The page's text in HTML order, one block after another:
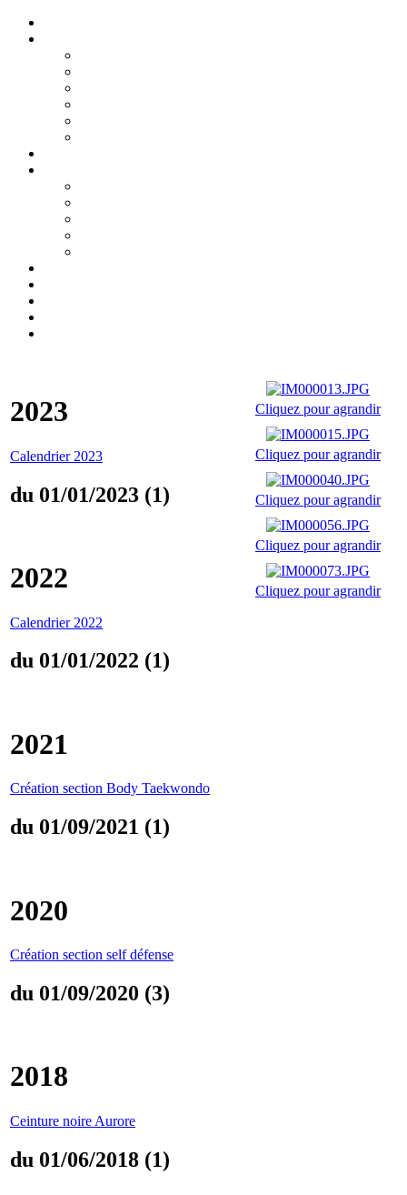
2023
Calendrier 2023
du 01/01/2023 (1)
2022
Calendrier 2022
du 01/01/2022 (1)
2021
Création section Body Taekwondo
du 01/09/2021 (1)
2020
Création section self défense
du 01/09/2020 (3)
2018
Ceinture noire Aurore
du 01/06/2018 (1)
Cliquez pour agrandir
Cliquez pour agrandir
Cliquez pour agrandir
Cliquez pour agrandir
Cliquez pour agrandir